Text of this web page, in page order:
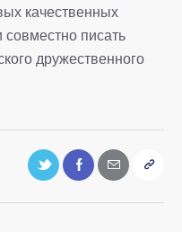
качественных
совместно писать
дружественного